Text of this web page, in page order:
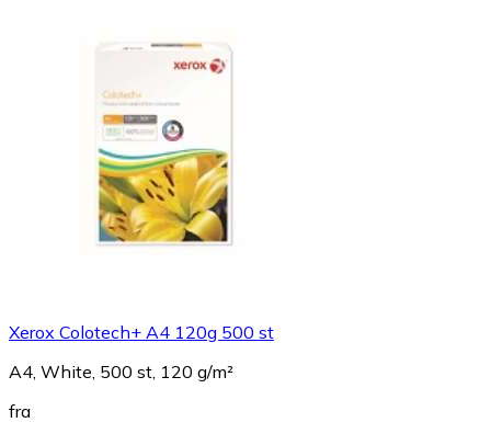
Xerox Colotech+ A4 120g 500 st
A4, White, 500 st, 120 g/m²
fra